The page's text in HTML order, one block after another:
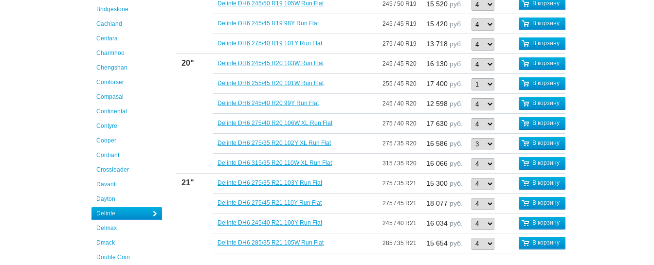
Bridgestone
Cachland
Centara
Charmhoo
Chengshan
Comforser
Compasal
Continental
Contyre
Cooper
Cordiant
Crossleader
Davanti
Dayton
Delinte
Delmax
Dmack
Double Coin
Delinte DH6 245/50 R19 105W Run Flat 245 / 50 R19 15 520 руб. В корзину
Delinte DH6 245/45 R19 98Y Run Flat 245 / 45 R19 15 420 руб. В корзину
Delinte DH6 275/40 R19 101Y Run Flat 275 / 40 R19 13 718 руб. В корзину
20" Delinte DH6 245/45 R20 103W Run Flat 245 / 45 R20 16 130 руб. В корзину
Delinte DH6 255/45 R20 101W Run Flat 255 / 45 R20 17 400 руб. В корзину
Delinte DH6 245/40 R20 99Y Run Flat 245 / 40 R20 12 598 руб. В корзину
Delinte DH6 275/40 R20 106W XL Run Flat 275 / 40 R20 17 630 руб. В корзину
Delinte DH6 275/35 R20 102Y XL Run Flat 275 / 35 R20 16 586 руб. В корзину
Delinte DH6 315/35 R20 110W XL Run Flat 315 / 35 R20 16 066 руб. В корзину
21" Delinte DH6 275/35 R21 103Y Run Flat 275 / 35 R21 15 300 руб. В корзину
Delinte DH6 275/45 R21 110Y Run Flat 275 / 45 R21 18 077 руб. В корзину
Delinte DH6 245/40 R21 100Y Run Flat 245 / 40 R21 16 034 руб. В корзину
Delinte DH6 285/35 R21 105W Run Flat 285 / 35 R21 15 654 руб. В корзину